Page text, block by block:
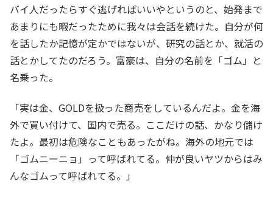
バイ人だったらすぐ逃げればいいやというのと、始発まで
あまりにも暇だったために我々は会話を続けた。自分が何
を話したか記憶が定かではないが、研究の話とか、就活の
話とかしてたのだろう。富豪は、自分の名前を「ゴム」と
名乗った。
「実は金、GOLDを扱った商売をしているんだよ。金を海
外で買い付けて、国内で売る。ここだけの話、かなり儲け
たよ。最初は危険なこともあったがね。海外の地元では
「ゴムニーニョ」って呼ばれてる。仲が良いヤツからはみ
んなゴムって呼ばれてる。」